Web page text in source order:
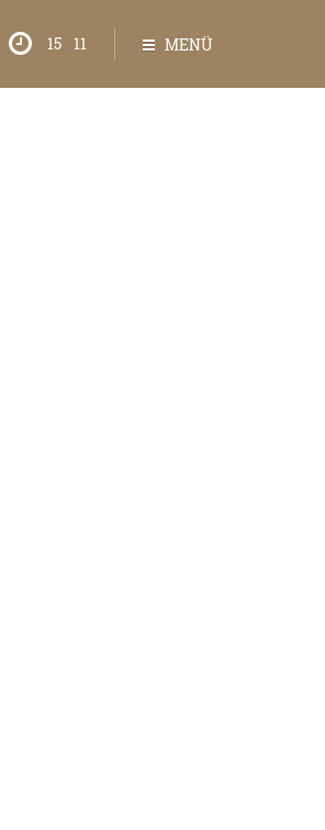
15 11 MENÜ